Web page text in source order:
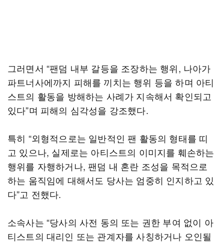
그러면서 “팬덤 내부 갈등을 조장하는 행위, 나아가
파트너사에까지 피해를 끼치는 행위 등을 하며 아티
스트의 활동을 방해하는 사례가 지속해서 확인되고
있다”며 피해의 심각성을 강조했다.
특히 “외형적으로는 일반적인 팬 활동의 형태를 띠
고 있으나, 실제로는 아티스트의 이미지를 훼손하는
행위를 자행하거나, 팬덤 내 혼란 조성을 목적으로
하는 움직임에 대해서도 당사는 엄중히 인지하고 있
다”고 전했다.
소속사는 “당사의 사전 동의 또는 권한 부여 없이 아
티스트의 대리인 또는 관계자를 사칭하거나 오인될